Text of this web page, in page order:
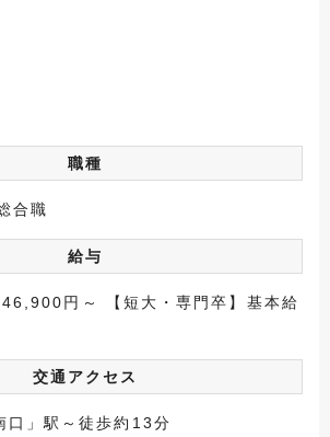
職種
合職
給与
円～ 【短大・専門卒】基本給
交通アクセス
口」駅～徒歩約13分